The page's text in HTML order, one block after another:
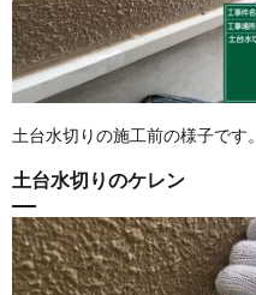
土台水切りの施工前の様子です。
土台水切りのケレン